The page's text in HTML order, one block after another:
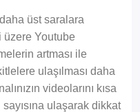
üst saralara
Youtube
artması ile
ulaşılması daha
videolarını kısa
ulaşarak dikkat